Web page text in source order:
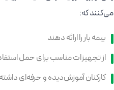
می‌کنند که:
بیمه بار را ارائه دهند
از تجهیزات مناسب برای حمل
کارکنان آموزش‌دیده و حرفه‌ای